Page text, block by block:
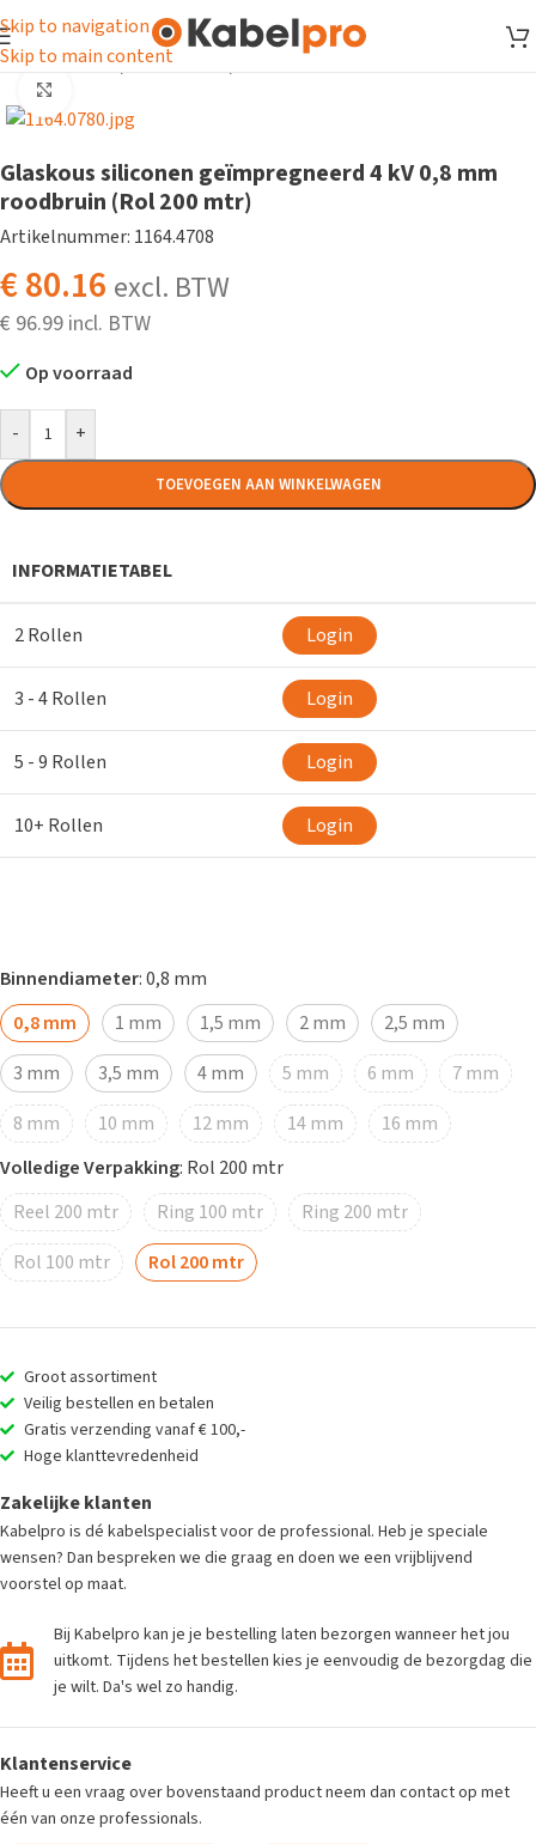
Skip to navigation
Skip to main content
Home/ Isolatie/Isolatiekous
Glaskous siliconen geïmpregneerd 4 kV 0,8 mm
roodbruin (Rol 200 mtr)
Artikelnummer: 1164.4708
€80.16 excl. BTW
€ 96.99
Op voorraad
- +
TOEVOEGEN AAN WINKELWAGEN
INFORMATIETABEL
2 Rollen Login
3 - 4 Rollen Login
5 - 9 Rollen Login
10+ Rollen Login
Binnendiameter:0,8 mm
0,8 mm
1 mm 1,5 mm 2 mm
2,5 mm
3 mm
3,5 mm 4 mm 5 mm 6 mm
7 mm
8 mm
10 mm 12 mm 14 mm
16 mm
Volledige Verpakking: Rol 200 mtr
Reel 200 mtr
Ring 100 mtr
Ring 200 mtr
Rol 100 mtr
Rol 200 mtr
Groot assortiment
Veilig bestellen en betalen
Gratis verzending vanaf € 100,-
Hoge klanttevredenheid
Zakelijke klanten
Kabelpro is dé kabelspecialist voor de professional. Heb je speciale
wensen? Dan bespreken we die graag en doen we een vrijblijvend
voorstel op maat.
Bij Kabelpro kan je je bestelling laten bezorgen wanneer het jou
uitkomt. Tijdens het bestellen kies je eenvoudig de bezorgdag die
je wilt. Da's wel zo handig.
Klantenservice
Heeft u een vraag over bovenstaand product neem dan contact op met
één van onze professionals.